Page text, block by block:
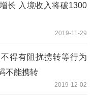
长 入境收入将破1300
2019-11-29
得有阻扰携转等行为
不能携转
2019-12-02